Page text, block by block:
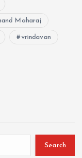
Maharaj
vrindavan
Search